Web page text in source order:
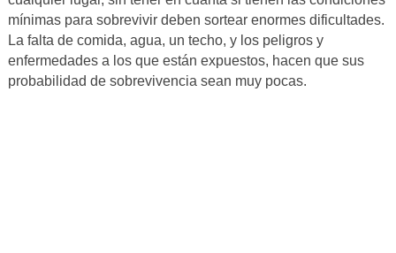
mínimas para sobrevivir deben sortear enormes dificultades.
La falta de comida, agua, un techo, y los peligros y
enfermedades a los que están expuestos, hacen que sus
probabilidad de sobrevivencia sean muy pocas.